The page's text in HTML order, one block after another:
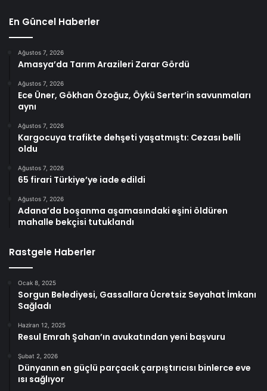
En Güncel Haberler
Ağustos 7, 2026
Amasya’da Tarım Arazileri Zarar Gördü
Ağustos 7, 2026
Ece Üner, Gökhan Özoğuz, Öykü Serter’in savunmaları
aynı
Ağustos 7, 2026
Kargocuya trafikte dehşeti yaşatmıştı: Cezası belli
oldu
Ağustos 7, 2026
65 firari Türkiye’ye iade edildi
Ağustos 7, 2026
Adana’da boşanma aşamasındaki eşini öldüren
mahalle bekçisi tutuklandı
Rastgele Haberler
Ocak 8, 2025
Sorgun Belediyesi, Gassallara Ücretsiz Seyahat İmkanı
Sağladı
Haziran 12, 2025
Resul Emrah Şahan’ın avukatından yeni başvuru
Şubat 2, 2026
Dünyanın en güçlü parçacık çarpıştırıcısı binlerce eve
ısı sağlıyor